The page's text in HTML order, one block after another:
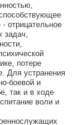
отрицательное
задач,
потере
Для устранения
боевой и
так и в ходе
воли и